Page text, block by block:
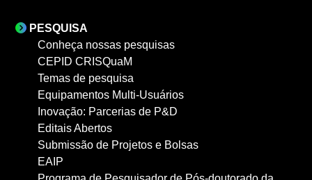
PESQUISA
Conheça nossas pesquisas
CEPID CRISQuaM
Temas de pesquisa
Equipamentos Multi-Usuários
Inovação: Parcerias de P&D
Editais Abertos
Submissão de Projetos e Bolsas
EAIP